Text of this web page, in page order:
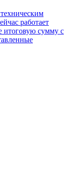
работает
итоговую сумму с